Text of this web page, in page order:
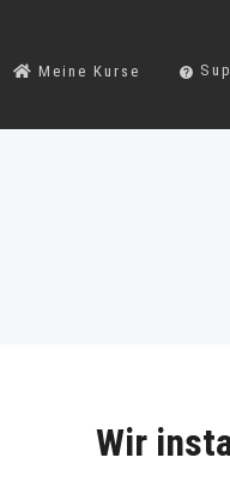
Meine Kurse
Wir